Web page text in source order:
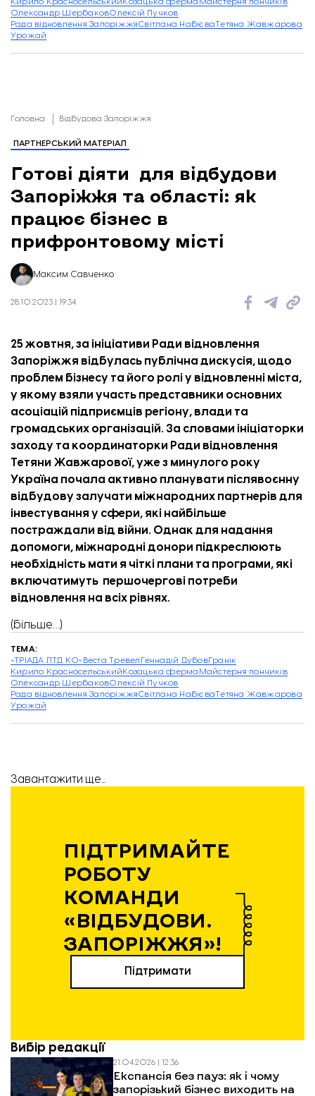
Олександр ЩербаковОлексій Пучков
Рада відновлення ЗапоріжжяСвітлана НабієваТетяна Жавжарова
Урожай
Головна Відбудова Запоріжжя
ПАРТНЕРСЬКИЙ МАТЕРІАЛ
Готові діяти для відбудови
Запоріжжя та області: як
працює бізнес в
прифронтовому місті
Максим Савченко
28.10.2023 | 19:34
25 жовтня, за ініціативи Ради відновлення
Запоріжжя відбулась публічна дискусія, щодо
проблем бізнесу та його ролі у відновленні міста,
у якому взяли участь представники основних
асоціацій підприємців регіону, влади та
громадських організацій. За словами ініціаторки
заходу та координаторки Ради відновлення
Тетяни Жавжарової, уже з минулого року
Україна почала активно планувати післявоєнну
відбудову залучати міжнародних партнерів для
інвестування у сфери, які найбільше
постраждали від війни. Однак для надання
допомоги, міжнародні донори підкреслюють
необхідність мати я чіткі плани та програми, які
включатимуть першочергові потреби
відновлення на всіх рівнях.
(більше…)
ТЕМА:
«ТРІАДА ЛТД КО» Веста Тревел Геннадій ДубовГранік
Кирило КрасносельськийКозацька ферма Майстерня пончиків
Олександр ЩербаковОлексій Пучков
Рада відновлення ЗапоріжжяСвітлана НабієваТетяна Жавжарова
Урожай
Завантажити ще...
ПІДТРИМАЙТЕ
РОБОТУ
КОМАНДИ
«ВІДБУДОВИ.
ЗАПОРІЖЖЯ»!
Підтримати
Вибір редакції
21.04.2026 | 12:36
Експансія без пауз: як і чому
запорізький бізнес виходить на